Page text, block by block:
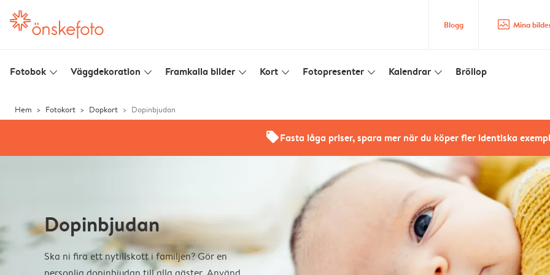
Blogg image_placeholder Mina
Fotobok slim_arrow_down Väggdekoration slim_arrow_down Framkalla bilder slim_arrow_down Kort slim_arrow_down Fotopresenter slim_arrow_down Kalendrar slim_arrow_down Bröllop
Hem Fotokort Dopkort Dopinbjudan
offersFasta låga priser, spara mer när du köper fler identiska
Dopinbjudan
Ska ni fira ett nytillskott i familjen? Gör en